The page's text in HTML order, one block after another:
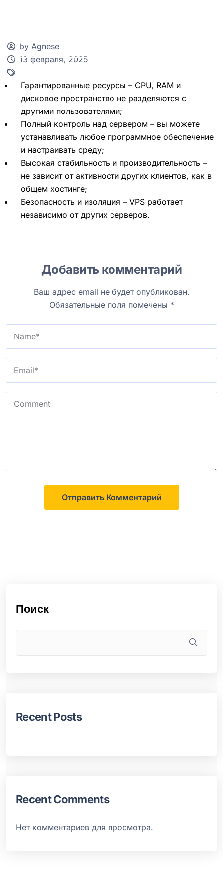
by Agnese
13 февраля, 2025
Гарантированные ресурсы – CPU, RAM и
дисковое пространство не разделяются с
другими пользователями;
Полный контроль над сервером – вы можете
устанавливать любое программное обеспечение
и настраивать среду;
Высокая стабильность и производительность –
не зависит от активности других клиентов, как в
общем хостинге;
Безопасность и изоляция – VPS работает
независимо от других серверов.
Добавить комментарий
Ваш адрес email не будет опубликован.
Обязательные поля помечены *
Поиск
Recent Posts
Recent Comments
Нет комментариев для просмотра.